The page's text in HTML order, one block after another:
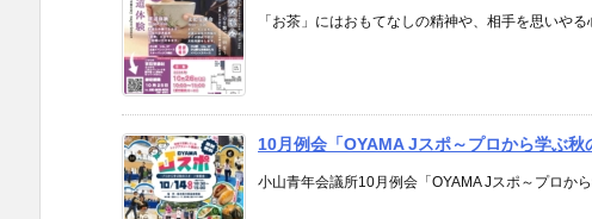
「お茶」にはおもてなしの精神や、相手を思いや
10月例会「OYAMA Jスポ～プロから学ぶ
小山青年会議所10月例会「OYAMA Jスポ～プロか